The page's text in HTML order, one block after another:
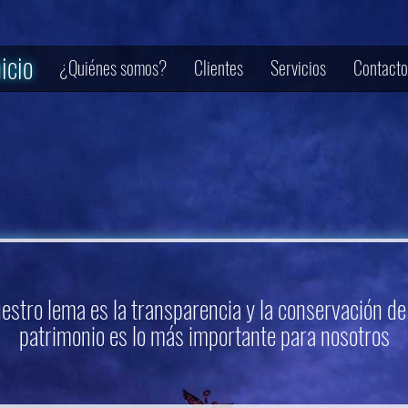
¿Quiénes somos? Clientes Servicios Contacto
lema es la transparencia y la conservación
patrimonio es lo más importante para nosotros